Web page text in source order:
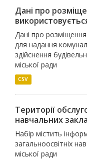
Дані про
Дані про
для надання
здійснення
міської ради
CSV
Території
навчальних
Набір містить
загальноосвітніх
міської ради